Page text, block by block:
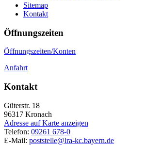
Sitemap
Kontakt
Öffnungszeiten
Öffnungszeiten/Konten
Anfahrt
Kontakt
Güterstr. 18
96317 Kronach
Adresse auf Karte anzeigen
Telefon: 09261 678-0
E-Mail: poststelle@lra-kc.bayern.de